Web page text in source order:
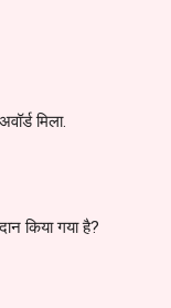
मिला.
किया गया है?